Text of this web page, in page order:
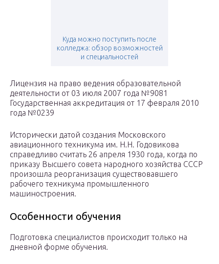
Куда можно поступить после
колледжа: обзор возможностей
и специальностей
Лицензия на право ведения образовательной
деятельности от 03 июля 2007 года №9081
Государственная аккредитация от 17 февраля 2010
года №0239
Исторически датой создания Московского
авиационного техникума им. Н.Н. Годовикова
справедливо считать 26 апреля 1930 года, когда по
приказу Высшего совета народного хозяйства СССР
произошла реорганизация существовавшего
рабочего техникума промышленного
машиностроения.
Особенности обучения
Подготовка специалистов происходит только на
дневной форме обучения.